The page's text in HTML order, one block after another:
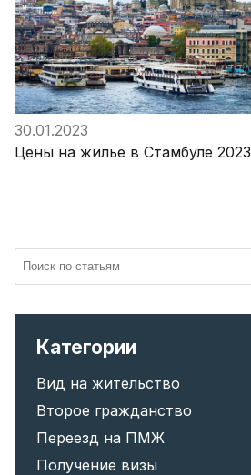
30.01.2023
Цены на жилье в Стамбуле 2023
Категории
Вид на жительство
Второе гражданство
Переезд на ПМЖ
Получение визы